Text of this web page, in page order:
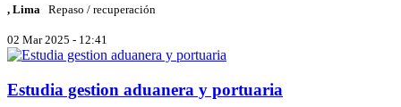
, Lima Repaso / recuperación
02 Mar 2025 - 12:41
Estudia gestion aduanera y portuaria